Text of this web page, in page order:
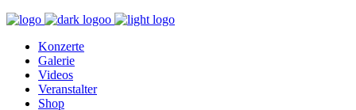
Konzerte
Galerie
Videos
Veranstalter
Shop